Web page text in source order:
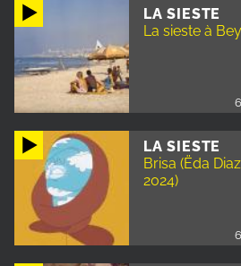
LA SIESTE
La sieste à
LA SIESTE
Brisa (Ëda
2024)